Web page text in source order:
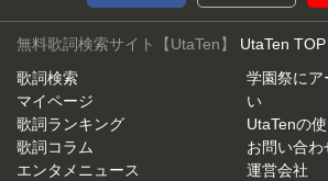
無料歌詞検索サイト【UtaTen】 UtaTen TOP
歌詞検索
マイページ
歌詞ランキング
歌詞コラム
エンタメニュース
学園祭にア
い
UtaTenの
お問い合わ
運営会社